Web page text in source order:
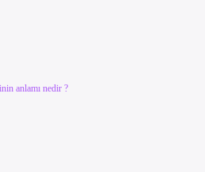
anlamı nedir ?